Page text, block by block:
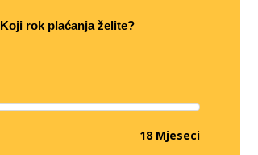
Koji rok plaćanja želite?
18 Mjeseci